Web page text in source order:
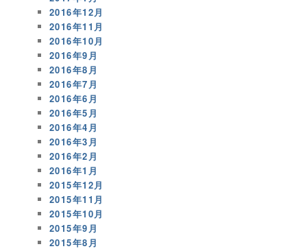
2016年12月
2016年11月
2016年10月
2016年9月
2016年8月
2016年7月
2016年6月
2016年5月
2016年4月
2016年3月
2016年2月
2016年1月
2015年12月
2015年11月
2015年10月
2015年9月
2015年8月